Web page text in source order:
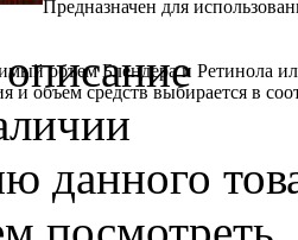
Предназначен для
объем Блендера и Ретинола
и объем средств выбирается в
данного